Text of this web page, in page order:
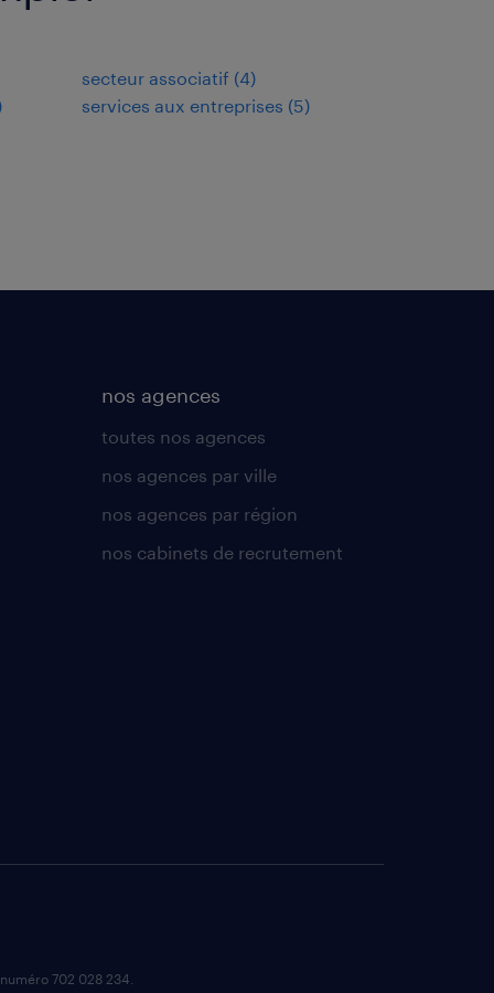
secteur associatif (4)
services aux entreprises (5)
nos agences
toutes nos agences
nos agences par ville
nos agences par région
nos cabinets de recrutement
702 028 234.